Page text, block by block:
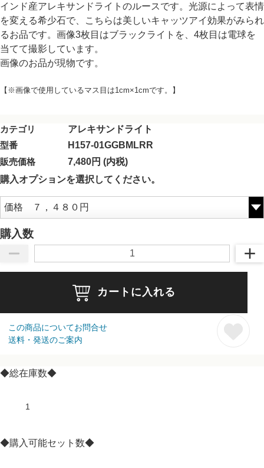
インド産アレキサンドライトのルースです。光源によって表情
を変える希少石で、こちらは美しいキャッツアイ効果がみられ
るお品です。画像3枚目はブラックライトを、4枚目は電球を
当てて撮影しています。
画像のお品が現物です。
【※画像で使用しているマス目は1cm×1cmです。】
カテゴリ
アレキサンドライト
型番
H157-01GGBMLRR
販売価格
7,480円 (内税)
購入オプションを選択してください。
購入数
カートに入れる
この商品についてお問合せ
送料・発送のご案内
◆総在庫数◆
1
◆購入可能セット数◆